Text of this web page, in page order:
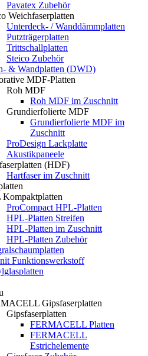
Pavatex Zubehör
Weichfaserplatten
Unterdeck- / Wanddämmplatten
Putzträgerplatten
Trittschallplatten
Steico Zubehör
& Wandplatten (DWD)
MDF-Platten
Roh MDF
Roh MDF im Zuschnitt
Grundierfolierte MDF
Grundierfolierte MDF im
Zuschnitt
ProDesign Lackplatte
Akustikpaneele
(HDF)
Hartfaser im Zuschnitt
Kompaktplatten
ProCompact HPL-Platten
HPL-Platten Streifen
HPL-Platten im Zuschnitt
HPL-Platten Zubehör
Funktionswerkstoff
Gipsfaserplatten
Gipsfaserplatten
FERMACELL Platten
FERMACELL
Estrichelemente